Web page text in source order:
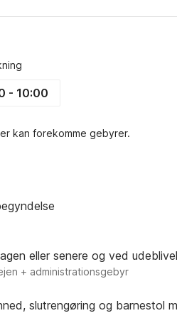
- 10:00
kan forekomme gebyrer.
eller senere og ved
+ administrationsgebyr
slutrengøring og barnestol